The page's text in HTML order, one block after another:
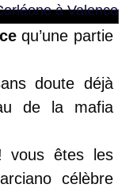
qu’une partie
doute déjà
de la mafia
vous êtes les
célèbre